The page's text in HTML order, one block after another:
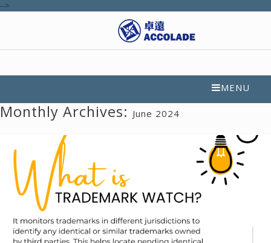
-->
MENU
Monthly Archives: June 2024